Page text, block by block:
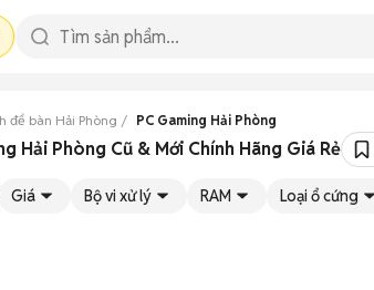
để bàn Hải Phòng PC Gaming Hải Phòng
Hải Phòng Cũ & Mới Chính Hãng Giá Rẻ
Giá Bộ vi xử lý RAM Loại ổ cứng